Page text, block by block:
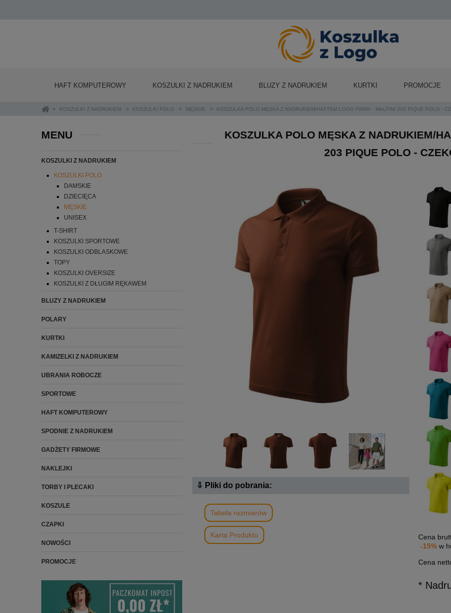
HAFT KOMPUTEROWY KOSZULKI Z NADRUKIEM BLUZY Z NADRUKIEM KURTKI PROMOCJE
» KOSZULKI Z NADRUKIEM » KOSZULKI POLO » MĘSKIE » KOSZULKA POLO MĘSKA Z NADRUKIEM/HAFTEM LOGO FIRMY - MALFINI 203 PIQUE POLO -
MENU
KOSZULKI Z NADRUKIEM
KOSZULKI POLO
DAMSKIE
DZIECIĘCA
MĘSKIE
UNISEX
T-SHIRT
KOSZULKI SPORTOWE
KOSZULKI ODBLASKOWE
TOPY
KOSZULKI OVERSIZE
KOSZULKI Z DŁUGIM RĘKAWEM
BLUZY Z NADRUKIEM
POLARY
KURTKI
KAMIZELKI Z NADRUKIEM
UBRANIA ROBOCZE
SPORTOWE
HAFT KOMPUTEROWY
SPODNIE Z NADRUKIEM
GADŻETY FIRMOWE
NAKLEJKI
TORBY I PLECAKI
KOSZULE
CZAPKI
NOWOŚCI
PROMOCJE
KOSZULKA POLO MĘSKA Z NADRUKIEM/
203 PIQUE POLO -
⇩ Pliki do pobrania:
Tabela rozmiarów
Karta Produktu Cena
-15%w
Cena
*